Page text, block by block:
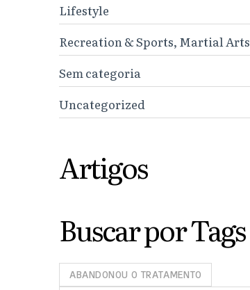
Lifestyle
Recreation & Sports, Martial Arts
Sem categoria
Uncategorized
Artigos
Buscar por Tags
ABANDONOU O TRATAMENTO